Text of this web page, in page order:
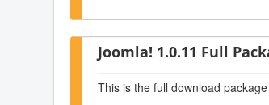
Joomla! 1.0.11 Full
This is the full download